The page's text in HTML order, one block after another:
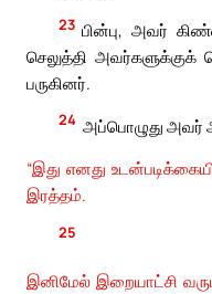
23 பின்பு, அவர்
செலுத்தி அவர்களுக்குக்
பருகினர்.
24 அப்பொழுது அவர்
“இது எனது
இரத்தம்.
25
இனிமேல் இறையாட்சி